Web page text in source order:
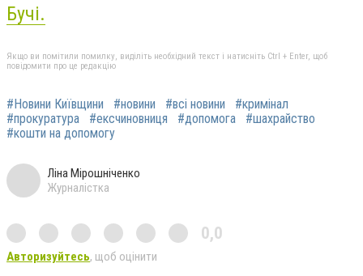
Бучі.
Якщо ви помітили помилку, виділіть необхідний текст і натисніть Ctrl + Enter, щоб
повідомити про це редакцію
#Новини Київщини #новини #всі новини
#кримінал
#прокуратура
#ексчиновниця #допомога
#шахрайство
#кошти на допомогу
Ліна Мірошніченко
Журналістка
0,0
Авторизуйтесь, щоб оцінити